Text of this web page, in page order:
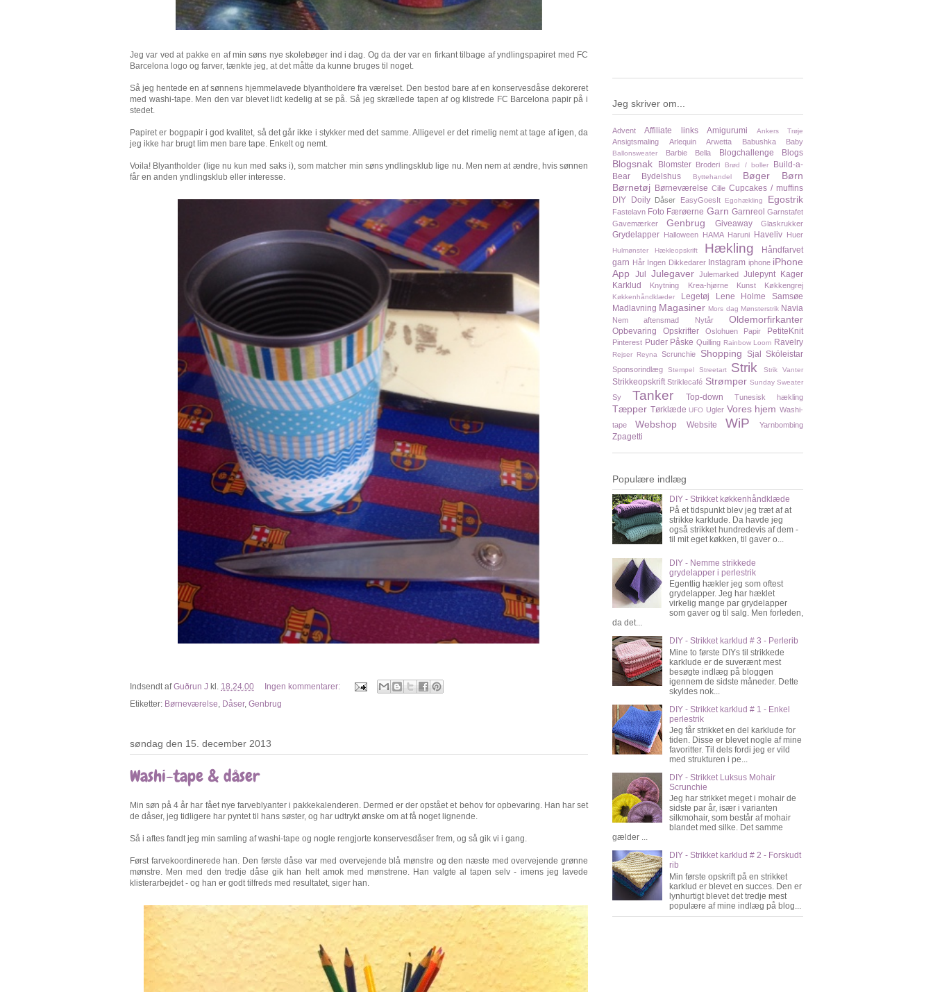
Jeg var ved at pakke en af min søns nye skolebøger ind i dag. Og da der var en firkant tilbage af yndlingspapiret med FC
Barcelona logo og farver, tænkte jeg, at det måtte da kunne bruges til noget.
Så jeg hentede en af sønnens hjemmelavede blyantholdere fra værelset. Den bestod bare af en konservesdåse dekoreret
med washi-tape. Men den var blevet lidt kedelig at se på. Så jeg skrællede tapen af og klistrede FC Barcelona papir på i
stedet.
Papiret er bogpapir i god kvalitet, så det går ikke i stykker med det samme. Alligevel er det rimelig nemt at tage af igen, da
jeg ikke har brugt lim men bare tape. Enkelt og nemt.
Voila! Blyantholder (lige nu kun med saks i), som matcher min søns yndlingsklub lige nu. Men nem at ændre, hvis sønnen
får en anden yndlingsklub eller interesse.
Indsendt afGuðrun J kl. 18.24.00
Ingen kommentarer:
Etiketter: Børneværelse, Dåser, Genbrug
søndag den 15. december 2013
Washi-tape & dåser
Min søn på 4 år har fået nye farveblyanter i pakkekalenderen. Dermed er der opstået et behov for opbevaring. Han har set
de dåser, jeg tidligere har pyntet til hans søster, og har udtrykt ønske om at få noget lignende.
Så i aftes fandt jeg min samling af washi-tape og nogle rengjorte konservesdåser frem, og så gik vi i gang.
Først farvekoordinerede han. Den første dåse var med overvejende blå mønstre og den næste med overvejende grønne
mønstre. Men med den tredje dåse gik han helt amok med mønstrene. Han valgte al tapen selv - imens jeg lavede
klisterarbejdet - og han er godt tilfreds med resultatet, siger han.
Jeg skriver om...
Advent Affiliate links Amigurumi Ankers Trøje
Ansigtsmaling Arlequin Arwetta Babushka Baby
Ballonsweater Barbie Bella Blogchallenge Blogs
Blogsnak Blomster Broderi Brød / boller
Build-a-
Bear
Bydelshus Byttehandel Bøger
Børn
Børnetøj Børneværelse Cille Cupcakes / muffins
DIY
Doily Dåser EasyGoesIt Egohækling Egostrik
Fastelavn Foto Færøerne Garn Garnreol Garnstafet
Gavemærker
Genbrug Giveaway Glaskrukker
Grydelapper Halloween HAMA Haruni Haveliv Huer
Hulmønster Hækleopskrift Hækling
Håndfarvet
garn Hår Ingen Dikkedarer Instagram iphone iPhone
App Jul Julegaver Julemarked Julepynt
Kager
Karklud
Knytning Krea-hjørne Kunst Køkkengrej
Køkkenhåndklæder Legetøj
Lene Holme Samsøe
Madlavning Magasiner Mors dag Mønsterstrik Navia
Nem aftensmad Nytår Oldemorfirkanter
Opbevaring Opskrifter Oslohuen Papir PetiteKnit
Pinterest Puder Påske Quilling Rainbow Loom Ravelry
Rejser Reyna Scrunchie Shopping Sjal Skóleistar
Sponsorindlæg Stempel Streetart Strik Strik Vanter
Strikkeopskrift Striklecafé Strømper Sunday Sweater
Sy Tanker Top-down Tunesisk hækling
Tæpper Tørklæde UFO Ugler Vores hjem Washi-
tape
Webshop Website WiP Yarnbombing
Zpagetti
Populære indlæg
DIY - Strikket køkkenhåndklæde
På et tidspunkt blev jeg træt af at
strikke karklude. Da havde jeg
også strikket hundredevis af dem -
til mit eget køkken, til gaver o...
DIY - Nemme strikkede
grydelapper i perlestrik
Egentlig hækler jeg som oftest
grydelapper. Jeg har hæklet
virkelig mange par grydelapper
som gaver og til salg. Men forleden,
da det...
DIY - Strikket karklud # 3 - Perlerib
Mine to første DIYs til strikkede
karklude er de suverænt mest
besøgte indlæg på bloggen
igennem de sidste måneder. Dette
skyldes nok...
DIY - Strikket karklud # 1 - Enkel
perlestrik
Jeg får strikket en del karklude for
tiden. Disse er blevet nogle af mine
favoritter. Til dels fordi jeg er vild
med strukturen i pe...
DIY - Strikket Luksus Mohair
Scrunchie
Jeg har strikket meget i mohair de
sidste par år, især i varianten
silkmohair, som består af mohair
blandet med silke. Det samme
gælder ...
DIY - Strikket karklud # 2 - Forskudt
rib
Min første opskrift på en strikket
karklud er blevet en succes. Den er
lynhurtigt blevet det tredje mest
populære af mine indlæg på blog...